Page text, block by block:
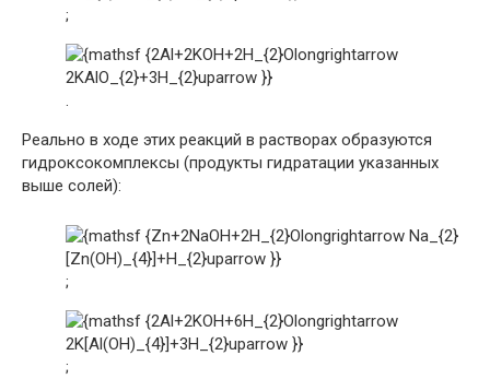
;
.
Реально в ходе этих реакций в растворах образуются
гидроксокомплексы (продукты гидратации указанных
выше солей):
;
;